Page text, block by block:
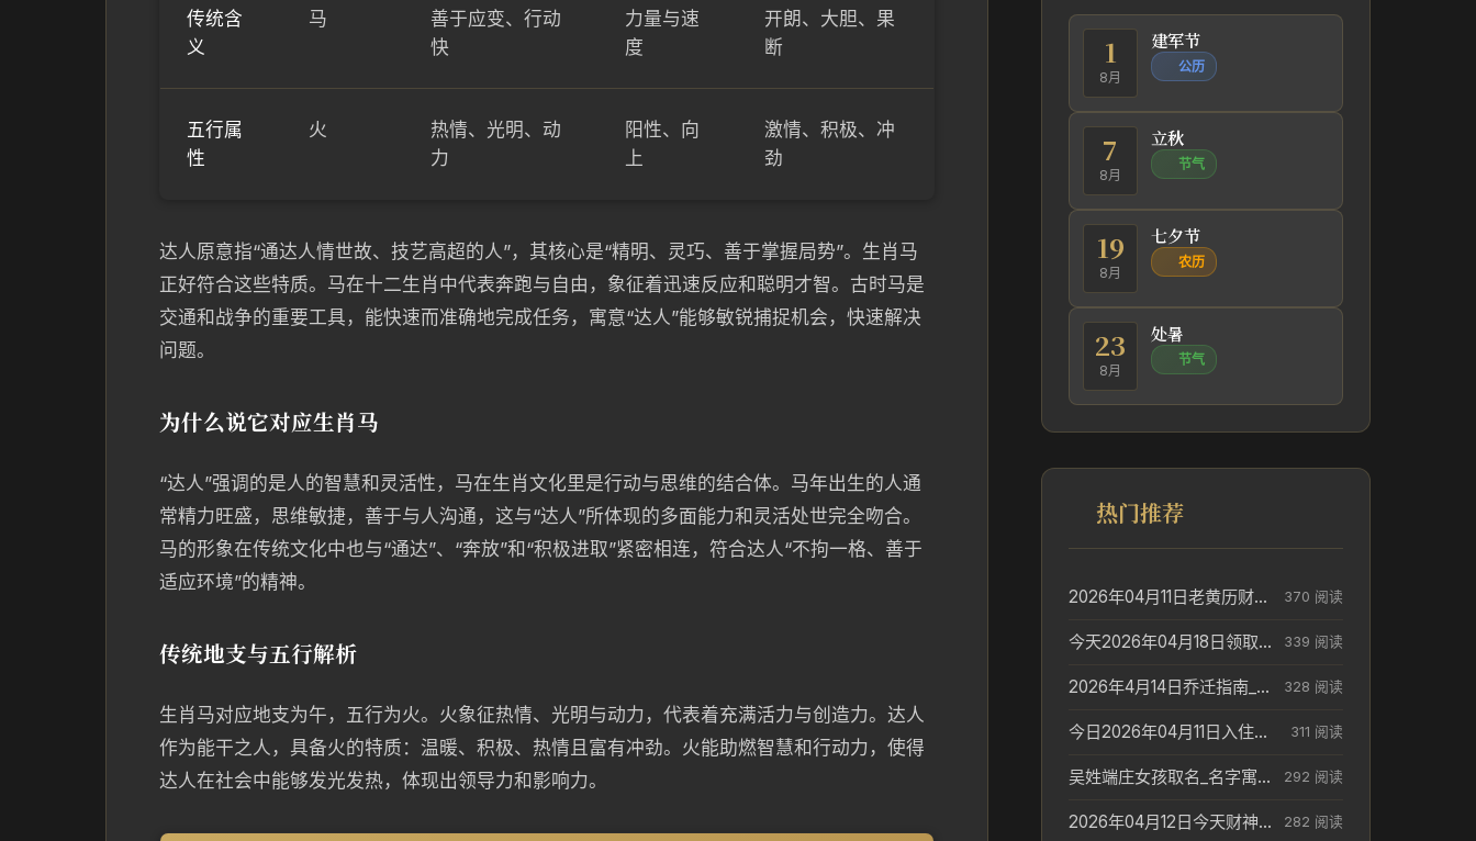
传统含
义
马
善于应变、行动
快
力量与速
度
开朗、大胆、果
断
五行属
性
火
热情、光明、动
力
阳性、向
上
激情、积极、冲
劲
达人原意指“通达人情世故、技艺高超的人”，其核心是“精明、灵巧、善于掌握局势”。生肖马
正好符合这些特质。马在十二生肖中代表奔跑与自由，象征着迅速反应和聪明才智。古时马是
交通和战争的重要工具，能快速而准确地完成任务，寓意“达人”能够敏锐捕捉机会，快速解决
问题。
为什么说它对应生肖马
“达人”强调的是人的智慧和灵活性，马在生肖文化里是行动与思维的结合体。马年出生的人通
常精力旺盛，思维敏捷，善于与人沟通，这与“达人”所体现的多面能力和灵活处世完全吻合。
马的形象在传统文化中也与“通达”、“奔放”和“积极进取”紧密相连，符合达人“不拘一格、善于
适应环境”的精神。
传统地支与五行解析
生肖马对应地支为午，五行为火。火象征热情、光明与动力，代表着充满活力与创造力。达人
作为能干之人，具备火的特质：温暖、积极、热情且富有冲劲。火能助燃智慧和行动力，使得
达人在社会中能够发光发热，体现出领导力和影响力。
1
8月
建军节
公历
7
8月
立秋
节气
19
8月
七夕节
农历
23
8月
处暑
节气
热门推荐
2026年04月11日老黄历财神方位_财神方位与供奉讲究 370 阅读
今天2026年04月18日领取结婚证老黄历不适合吗_领证日期参考 339 阅读
2026年4月14日乔迁指南_搬家择日参考 328 阅读
今日2026年04月11日入住新居老黄历不适宜吗_搬家择日参考 311 阅读
吴姓端庄女孩取名_名字寓意参考 292 阅读
2026年04月12日今天财神在哪个吉位_财神方位参考 282 阅读